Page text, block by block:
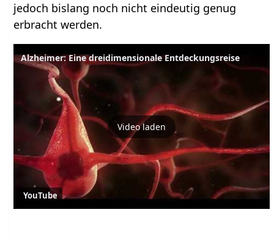
jedoch bislang noch nicht eindeutig genug
erbracht werden.
Alzheimer: Eine dreidimensionale Entdeckungsreise
Video laden
YouTube